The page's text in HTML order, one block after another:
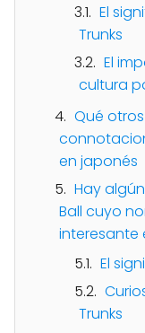
El
Trunks
El
cultura
Qué
en japonés
Hay
Ball cuyo
interesante
El
Trunks